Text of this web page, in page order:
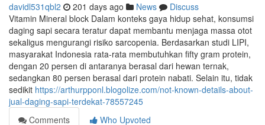
davidl531qbl2 201 days ago News
Discuss
Vitamin Mineral block Dalam konteks gaya hidup sehat, konsumsi
daging sapi secara teratur dapat membantu menjaga massa otot
sekaligus mengurangi risiko sarcopenia. Berdasarkan studi LIPI,
masyarakat Indonesia rata-rata membutuhkan fifty gram protein,
dengan 20 persen di antaranya berasal dari hewan ternak,
sedangkan 80 persen berasal dari protein nabati. Selain itu, tidak
sedikit https://arthurpponl.blogolize.com/not-known-details-about-
jual-daging-sapi-terdekat-78557245
Comments
Who Upvoted